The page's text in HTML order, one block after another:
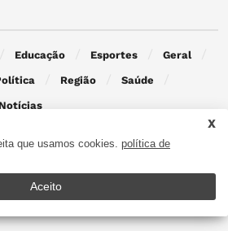
Educação Esportes Geral
Região Saúde
que usamos cookies. política de
Aceito